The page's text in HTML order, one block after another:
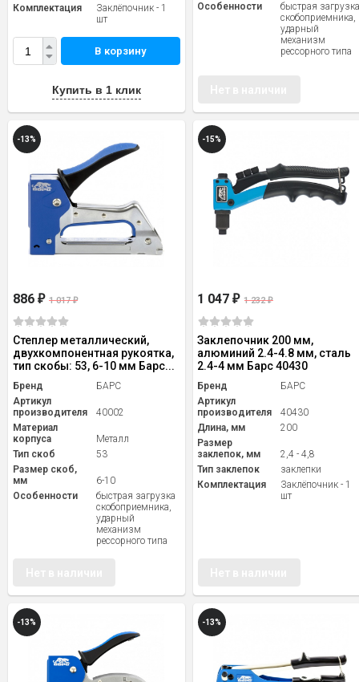
Комплектация
Заклёпочник - 1
шт
В корзину
Купить в 1 клик
Особенности
быстрая
скобоприемника,
ударный
механизм
рессорного типа
-13%
886 ₽ 1 017₽
Степлер металлический,
двухкомпонентная рукоятка,
тип скобы: 53, 6-10 мм Барс...
Бренд
БАРС
Артикул
производителя
40002
Материал
корпуса
Металл
Тип скоб
53
Размер скоб,
мм
6-10
Особенности
быстрая загрузка
скобоприемника,
ударный
механизм
рессорного типа
-15%
1 047₽ 1 232₽
Заклепочник 200 мм,
алюминий 2.4-4.8 мм, сталь
2.4-4 мм Барс 40430
Бренд
БАРС
Артикул
производителя
40430
Длина, мм
200
Размер
заклепок, мм
2,4 - 4,8
Тип заклепок
заклепки
Комплектация
Заклёпочник - 1
шт
-13% -13%